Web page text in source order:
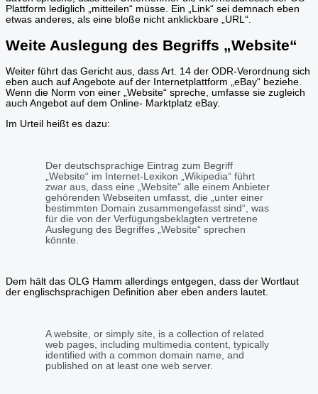
Plattform lediglich „mitteilen“ müsse. Ein „Link“ sei demnach eben
etwas anderes, als eine bloße nicht anklickbare „URL“.
Weite Auslegung des Begriffs „Website“
Weiter führt das Gericht aus, dass Art. 14 der ODR-Verordnung sich
eben auch auf Angebote auf der Internetplattform „eBay“ beziehe.
Wenn die Norm von einer „Website“ spreche, umfasse sie zugleich
auch Angebot auf dem Online- Marktplatz eBay.
Im Urteil heißt es dazu:
Der deutschsprachige Eintrag zum Begriff
„Website“ im Internet-Lexikon „Wikipedia“ führt
zwar aus, dass eine „Website“ alle einem Anbieter
gehörenden Webseiten umfasst, die „unter einer
bestimmten Domain zusammengefasst sind“, was
für die von der Verfügungsbeklagten vertretene
Auslegung des Begriffes „Website“ sprechen
könnte.
Dem hält das OLG Hamm allerdings entgegen, dass der Wortlaut
der englischsprachigen Definition aber eben anders lautet.
A website, or simply site, is a collection of related
web pages, including multimedia content, typically
identified with a common domain name, and
published on at least one web server.